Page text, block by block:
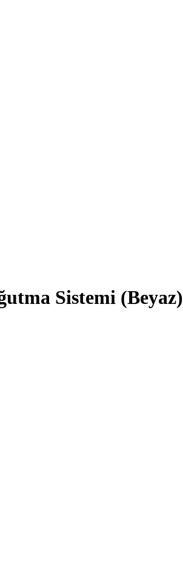
Sistemi (Beyaz)